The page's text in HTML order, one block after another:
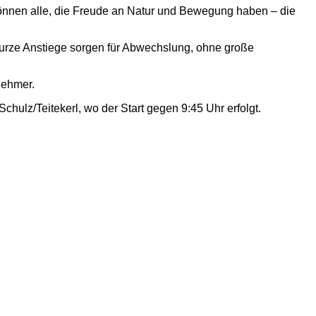
alle, die Freude an Natur und Bewegung haben – die
Anstiege sorgen für Abwechslung, ohne große
Teitekerl, wo der Start gegen 9:45 Uhr erfolgt.